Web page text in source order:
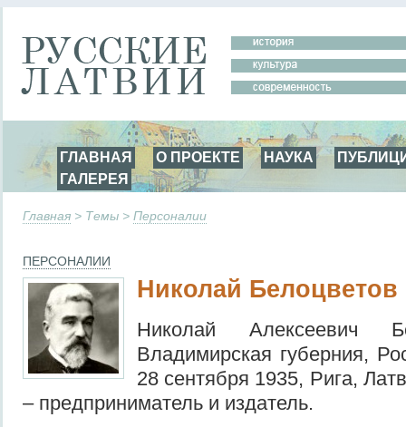
ГЛАВНАЯ О ПРОЕКТЕ НАУКА
ГАЛЕРЕЯ
Главная > Темы > Персоналии
ПЕРСОНАЛИИ
Николай Белоцветов
Николай Алексеевич
Владимирская губерния,
28 сентября 1935, Рига,
– предприниматель и издатель.